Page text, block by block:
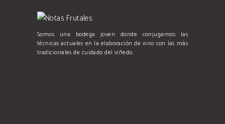
Somos una bodega joven donde conjugamos las
técnicas actuales en la elaboración de vino con las más
tradicionales de cuidado del viñedo.